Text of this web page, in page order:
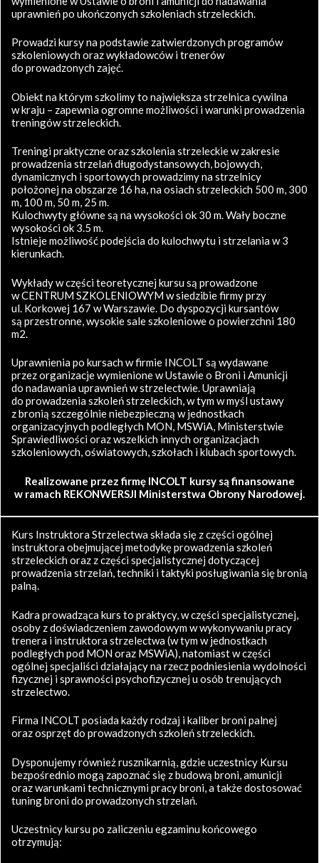
uprawnień po ukończonych szkoleniach strzeleckich.
Prowadzi kursy na podstawie zatwierdzonych programów
szkoleniowych oraz wykładowców i trenerów
do prowadzonych zajęć.
Obiekt na którym szkolimy to największa strzelnica cywilna
w kraju – zapewnia ogromne możliwości i warunki prowadzenia
treningów strzeleckich.
Treningi praktyczne oraz szkolenia strzeleckie w zakresie
prowadzenia strzelań długodystansowych, bojowych,
dynamicznych i sportowych prowadzimy na strzelnicy
położonej na obszarze 16 ha, na osiach strzeleckich 500 m, 300
m, 100 m, 50 m, 25 m.
Kulochwyty główne są na wysokości ok 30 m. Wały boczne
wysokości ok 3.5 m.
Istnieje możliwość podejścia do kulochwytu i strzelania w 3
kierunkach.
Wykłady w części teoretycznej kursu są prowadzone
w CENTRUM SZKOLENIOWYM w siedzibie firmy przy
ul. Korkowej 167 w Warszawie. Do dyspozycji kursantów
są przestronne, wysokie sale szkoleniowe o powierzchni 180
m2.
Uprawnienia po kursach w firmie INCOLT są wydawane
przez organizacje wymienione w Ustawie o Broni i Amunicji
do nadawania uprawnień w strzelectwie. Uprawniają
do prowadzenia szkoleń strzeleckich, w tym w myśl ustawy
z bronią szczególnie niebezpieczną w jednostkach
organizacyjnych podległych MON, MSWiA, Ministerstwie
Sprawiedliwości oraz wszelkich innych organizacjach
szkoleniowych, oświatowych, szkołach i klubach sportowych.
Realizowane przez firmę INCOLT kursy są finansowane
w ramach REKONWERSJI Ministerstwa Obrony Narodowej.
Kurs Instruktora Strzelectwa składa się z części ogólnej
instruktora obejmującej metodykę prowadzenia szkoleń
strzeleckich oraz z części specjalistycznej dotyczącej
prowadzenia strzelań, techniki i taktyki posługiwania się bronią
palną.
Kadra prowadząca kurs to praktycy, w części specjalistycznej,
osoby z doświadczeniem zawodowym w wykonywaniu pracy
trenera i instruktora strzelectwa (w tym w jednostkach
podległych pod MON oraz MSWiA), natomiast w części
ogólnej specjaliści działający na rzecz podniesienia wydolności
fizycznej i sprawności psychofizycznej u osób trenujących
strzelectwo.
Firma INCOLT posiada każdy rodzaj i kaliber broni palnej
oraz osprzęt do prowadzonych szkoleń strzeleckich.
Dysponujemy również rusznikarnią, gdzie uczestnicy Kursu
bezpośrednio mogą zapoznać się z budową broni, amunicji
oraz warunkami technicznymi pracy broni, a także dostosować
tuning broni do prowadzonych strzelań.
Uczestnicy kursu po zaliczeniu egzaminu końcowego
otrzymują: